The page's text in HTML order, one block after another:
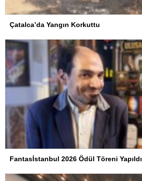
Çatalca’da Yangın Korkuttu
Fantasİstanbul 2026 Ödül Töreni Yapıldı